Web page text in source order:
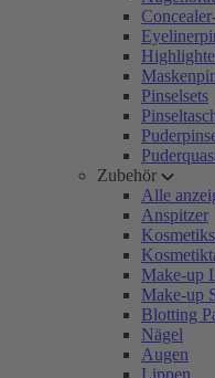
Pinselsets
Zubehör
Alle
Anspitzer
Make-up
Make-up
Blotting
Nägel
Augen
Lippen